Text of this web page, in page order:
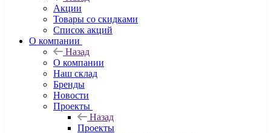
Акции
Товары со скидками
Список акций
О компании
Назад
О компании
Наш склад
Бренды
Новости
Проекты
Назад
Проекты